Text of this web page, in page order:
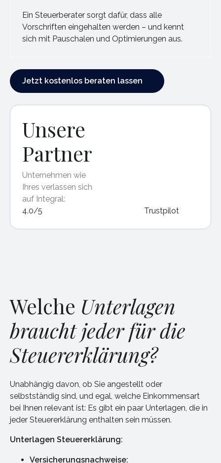
Ein Steuerberater sorgt dafür, dass alle
Vorschriften eingehalten werden – und kennt
sich mit Pauschalen und Optimierungen aus.
Jetzt kostenlos beraten lassen
Jetzt kostenlos beraten lassen
Unsere
Partner
Unternehmen wie
Ihres verlassen sich
auf Integral:
4.0/5
Trustpilot
Welche Unterlagen
braucht jeder für die
Steuererklärung?
Unabhängig davon, ob Sie angestellt oder
selbstständig sind, und egal, welche Einkommensart
bei Ihnen relevant ist: Es gibt ein paar Unterlagen, die in
jeder Steuererklärung enthalten sein müssen.
Unterlagen Steuererklärung:
Versicherungsnachweise: